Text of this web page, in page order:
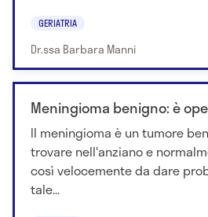
GERIATRIA
Dr.ssa Barbara Manni
Meningioma benigno: è
Il meningioma è un tumore
trovare nell'anziano e
così velocemente da dare
tale...